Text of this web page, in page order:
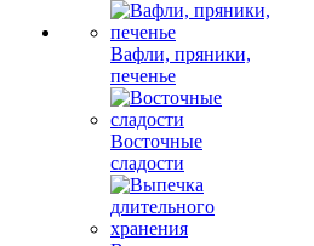
Вафли, пряники,
печенье
Восточные
сладости